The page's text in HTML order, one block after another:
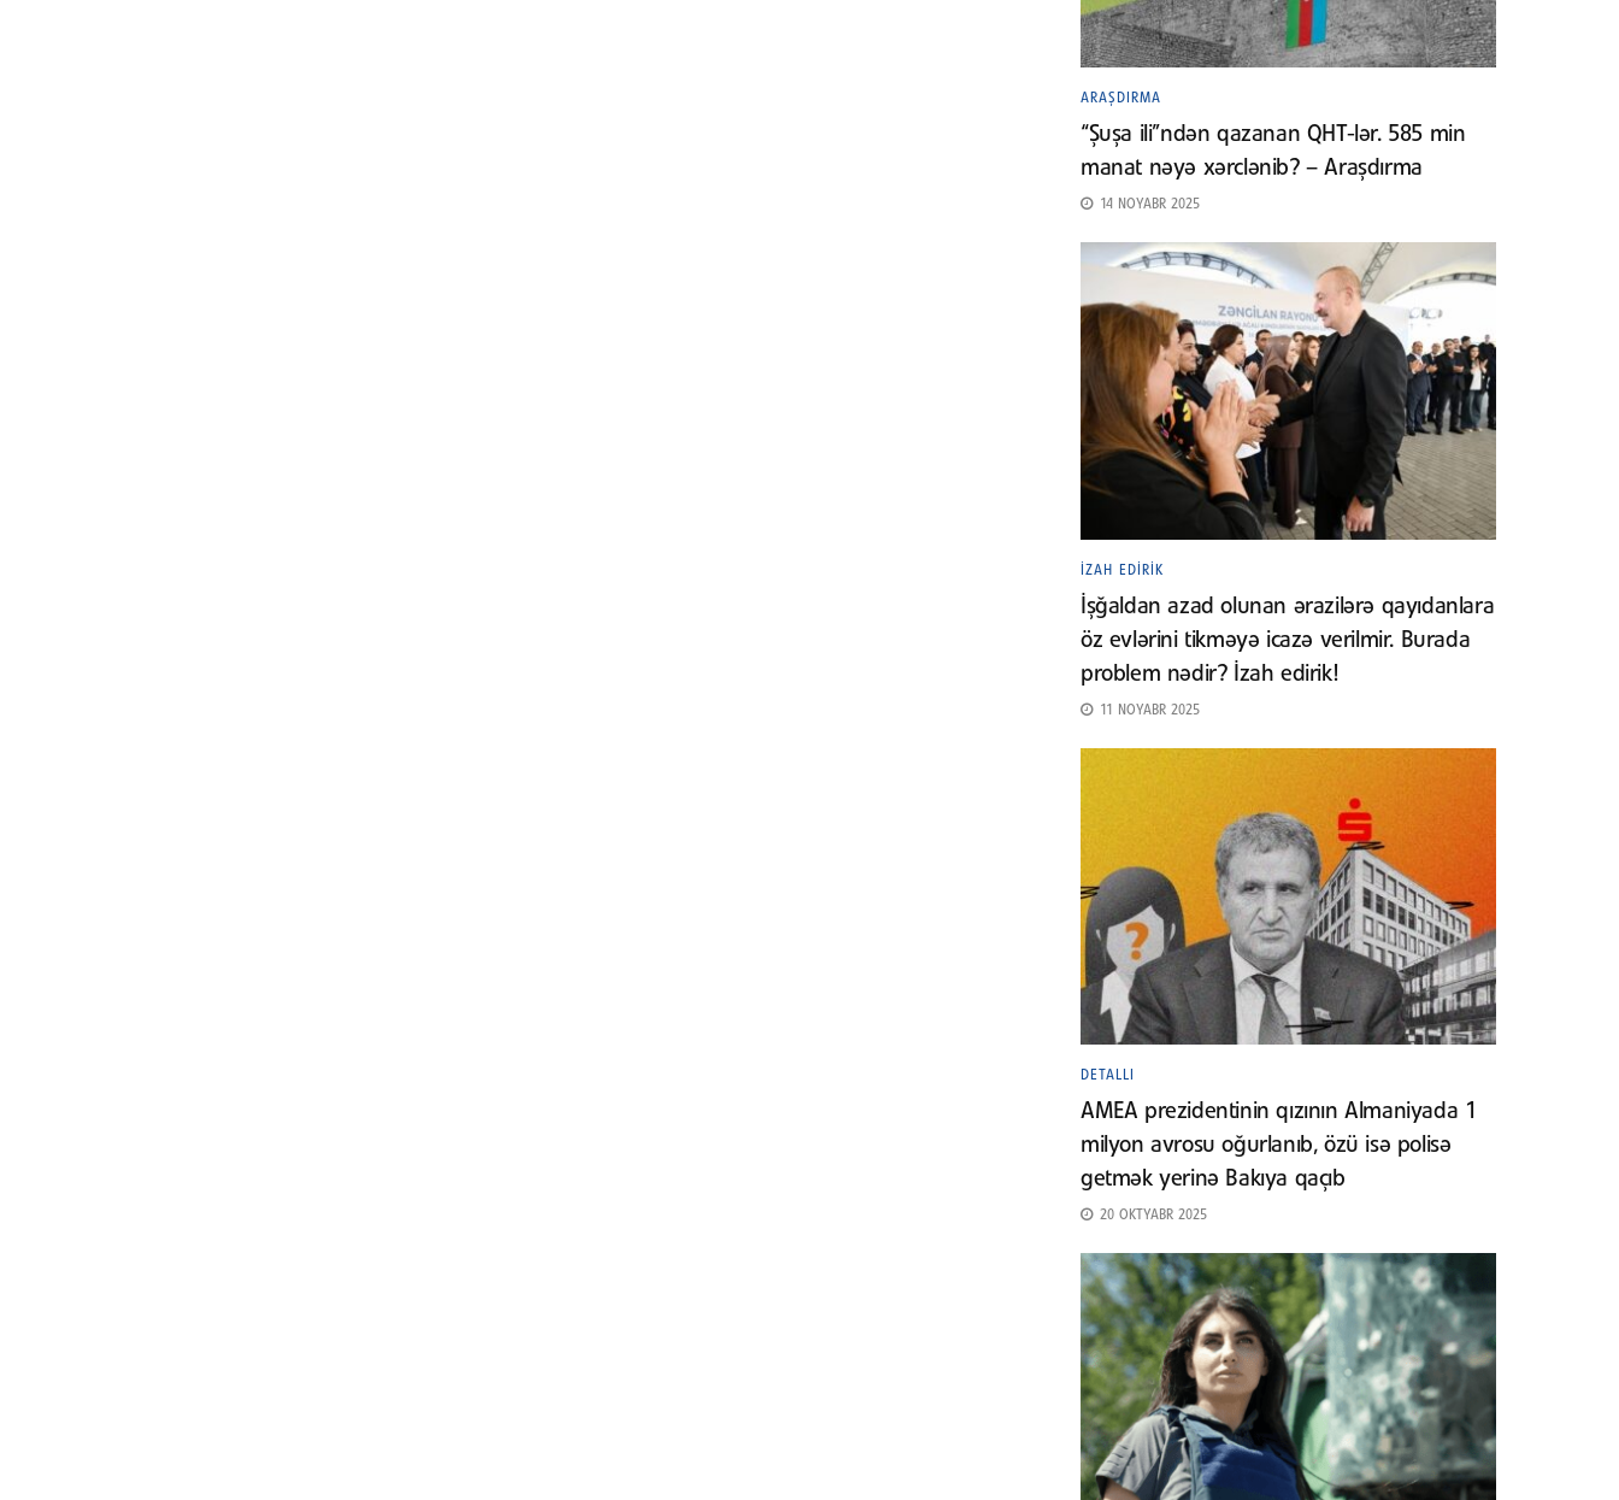
ARAŞDIRMA
“Şuşa ili”ndən qazanan QHT-lər. 585 min
manat nəyə xərclənib? – Araşdırma
14 NOYABR 2025
İZAH EDIRIK
İşğaldan azad olunan ərazilərə qayıdanlara
öz evlərini tikməyə icazə verilmir. Burada
problem nədir? İzah edirik!
11 NOYABR 2025
DETALLI
AMEA prezidentinin qızının Almaniyada 1
milyon avrosu oğurlanıb, özü isə polisə
getmək yerinə Bakıya qaçıb
20 OKTYABR 2025